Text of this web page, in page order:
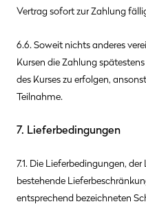
Vertrag sofort zur Zahlung
6.6. Soweit nichts anderes
Kursen die Zahlung
des Kurses zu erfolgen,
Teilnahme.
7. Lieferbedingungen
7.1. Die Lieferbedingungen,
bestehende
entsprechend bezeichneten